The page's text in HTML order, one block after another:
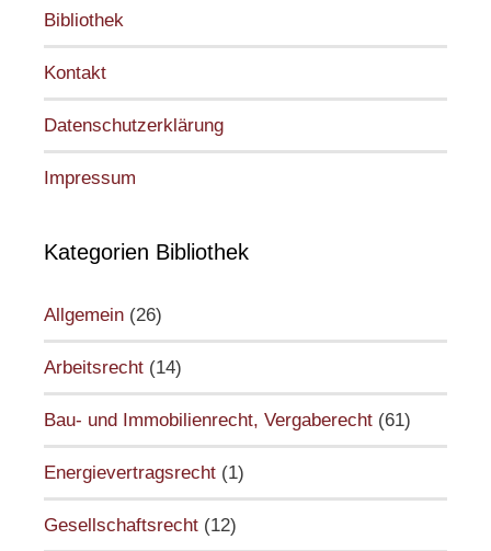
Bibliothek
Kontakt
Datenschutzerklärung
Impressum
Kategorien Bibliothek
Allgemein (26)
Arbeitsrecht (14)
Bau- und Immobilienrecht, Vergaberecht (61)
Energievertragsrecht (1)
Gesellschaftsrecht (12)